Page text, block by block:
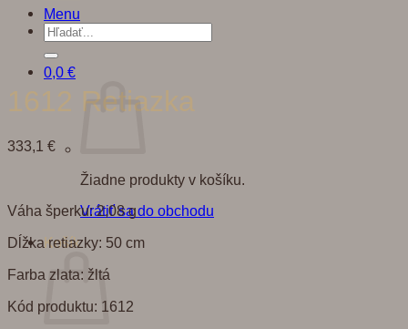
Menu
Hľadať:
0,0 €
Žiadne produkty v košíku.
Vrátiť sa do obchodu
Košík
1612 Retiazka
333,1 €
Váha šperku: 2,08 g
Dĺžka retiazky: 50 cm
Farba zlata: žltá
Kód produktu: 1612